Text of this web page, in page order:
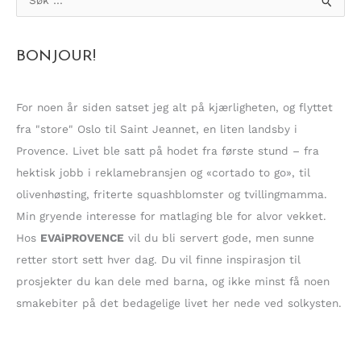
ø
e
t
e
r
:
BONJOUR!
For noen år siden satset jeg alt på kjærligheten, og flyttet
fra "store" Oslo til Saint Jeannet, en liten landsby i
Provence. Livet ble satt på hodet fra første stund – fra
hektisk jobb i reklamebransjen og «cortado to go», til
olivenhøsting, friterte squashblomster og tvillingmamma.
Min gryende interesse for matlaging ble for alvor vekket.
Hos EVAiPROVENCE vil du bli servert gode, men sunne
retter stort sett hver dag. Du vil finne inspirasjon til
prosjekter du kan dele med barna, og ikke minst få noen
smakebiter på det bedagelige livet her nede ved solkysten.